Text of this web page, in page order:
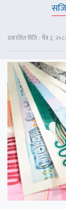
प्रकाशित मिति : चैत्र ३,